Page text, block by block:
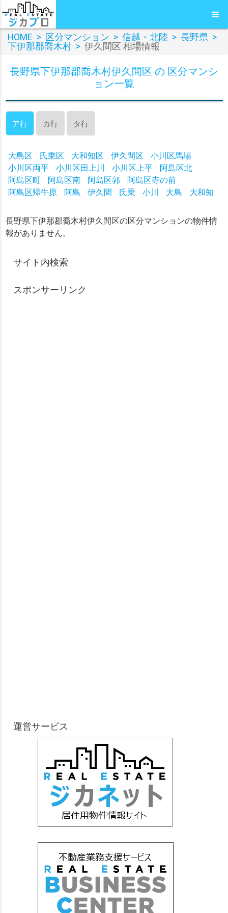
HOME > 区分マンション > 信越・北陸 > 長野県 >
下伊那郡喬木村 > 伊久間区 相場情報
長野県下伊那郡喬木村伊久間区 の 区分マンシ
ョン一覧
ア行 カ行 タ行
大島区 氏乗区 大和知区 伊久間区
小川区馬場
小川区両平
小川区田上川 小川区上平
阿島区北
阿島区町
阿島区南 阿島区郭
阿島区寺の前
阿島区帰牛原
阿島 伊久間 氏乗 小川 大島 大和知
長野県下伊那郡喬木村伊久間区の区分マンションの物件情
報がありません。
サイト内検索
スポンサーリンク
運営サービス